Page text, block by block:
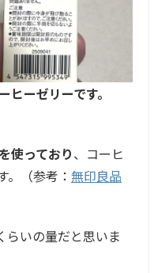
ーゼリーです。
使っており、コーヒ
（参考： 無印良品
いの量だと思いま